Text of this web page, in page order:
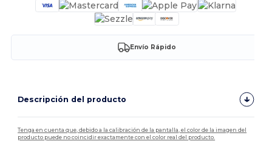
Envío Rápido
Descripción del producto
Tenga en cuenta que, debido a la calibración de la pantalla, el color de la imagen del
producto puede no coincidir exactamente con el color real del producto.